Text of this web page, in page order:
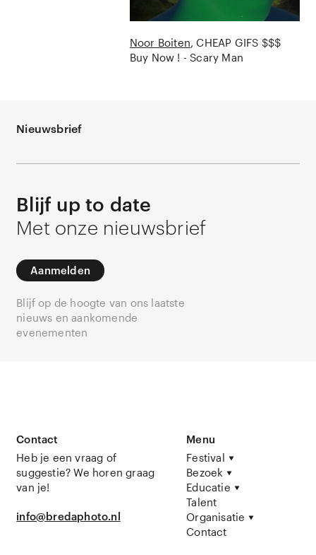
Noor Boiten CHEAP GIFS $$$
Buy Now ! - Scary Man
Nieuwsbrief
Blijf up to date
Met onze nieuwsbrief
Aanmelden
Blijf op de hoogte van ons laatste
nieuws en aankomende
evenementen
Contact
Heb je een vraag of
suggestie? We horen graag
van je!
info@bredaphoto.nl
Menu
Festival
Bezoek
Educatie
Talent
Organisatie
Contact